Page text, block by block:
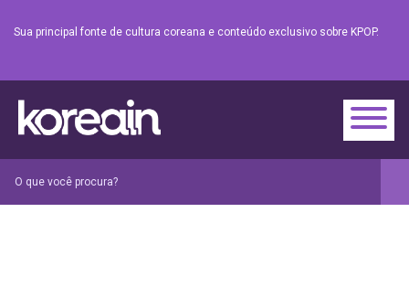
Sua principal fonte de cultura coreana e conteúdo exclusivo sobre KPOP.